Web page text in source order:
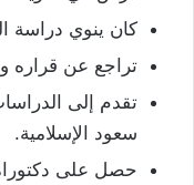
كان ينوي دراسة
تراجع عن قراره
تقدم إلى
سعود الإسلامية.
حصل على